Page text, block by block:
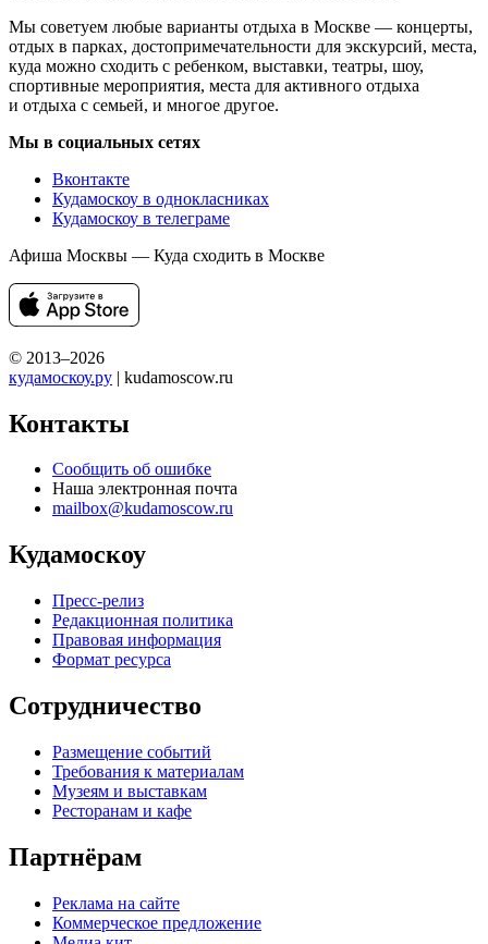
Мы советуем любые варианты отдыха в Москве — концерты,
отдых в парках, достопримечательности для экскурсий, места,
куда можно сходить с ребенком, выставки, театры, шоу,
спортивные мероприятия, места для активного отдыха
и отдыха с семьей, и многое другое.
Мы в социальных сетях
Вконтакте
Кудамоскоу в однокласниках
Кудамоскоу в телеграме
Афиша Москвы — Куда сходить в Москве
© 2013–2026
кудамоскоу.ру | kudamoscow.ru
Контакты
Сообщить об ошибке
Наша электронная почта
mailbox@kudamoscow.ru
Кудамоскоу
Пресс-релиз
Редакционная политика
Правовая информация
Формат ресурса
Сотрудничество
Размещение событий
Требования к материалам
Музеям и выставкам
Ресторанам и кафе
Партнёрам
Реклама на сайте
Коммерческое предложение